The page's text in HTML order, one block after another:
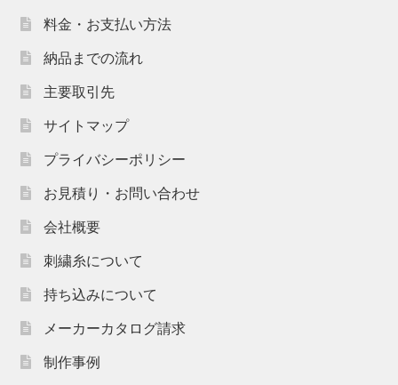
料金・お支払い方法
納品までの流れ
主要取引先
サイトマップ
プライバシーポリシー
お見積り・お問い合わせ
会社概要
刺繍糸について
持ち込みについて
メーカーカタログ請求
制作事例